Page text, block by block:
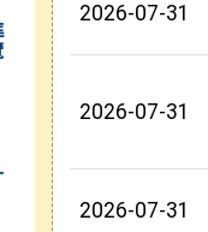
開新視窗)
2026-07-31
2026-07-31
2026-07-31